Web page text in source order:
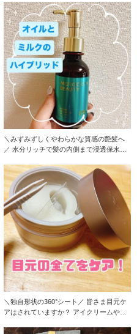
＼みずみずしくやわらかな質感の艶髪へ
／ 水分リッチで髪の内側まで浸透保水す
＼独自形状の360°シート／ 皆さま目元ケ
アはされていますか？ アイクリームや部